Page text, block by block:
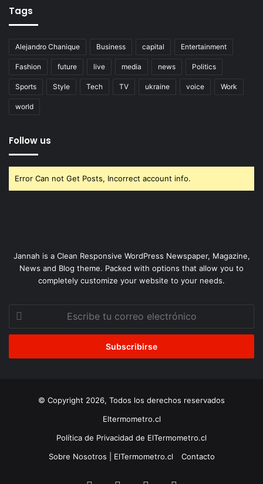
Tags
Alejandro Chanique Business capital Entertainment
Fashion future live media news Politics
Sports Style Tech TV ukraine voice Work
world
Follow us
Error Can not Get Posts, Incorrect account info.
Jannah is a Clean Responsive WordPress Newspaper, Magazine,
News and Blog theme. Packed with options that allow you to
completely customize your website to your needs.
correo
© Copyright 2026, Todos los derechos reservados
Eltermometro.cl
Política de Privacidad de ElTermometro.cl
Sobre Nosotros | ElTermometro.cl
Contacto